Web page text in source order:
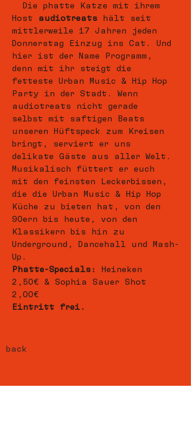
Die phatte Katze mit ihrem
Host audiotreats hält seit
mittlerweile 17 Jahren jeden
Donnerstag Einzug ins Cat. Und
hier ist der Name Programm,
denn mit ihr steigt die
fetteste Urban Music & Hip Hop
Party in der Stadt. Wenn
audiotreats nicht gerade
selbst mit saftigen Beats
unseren Hüftspeck zum Kreisen
bringt, serviert er uns
delikate Gäste aus aller Welt.
Musikalisch füttert er euch
mit den feinsten Leckerbissen,
die die Urban Music & Hip Hop
Küche zu bieten hat, von den
90ern bis heute, von den
Klassikern bis hin zu
Underground, Dancehall und Mash-
Up.
Phatte-Specials:
Heineken
2,50€ & Sophia Sauer Shot
2,00€
Eintritt frei.
back